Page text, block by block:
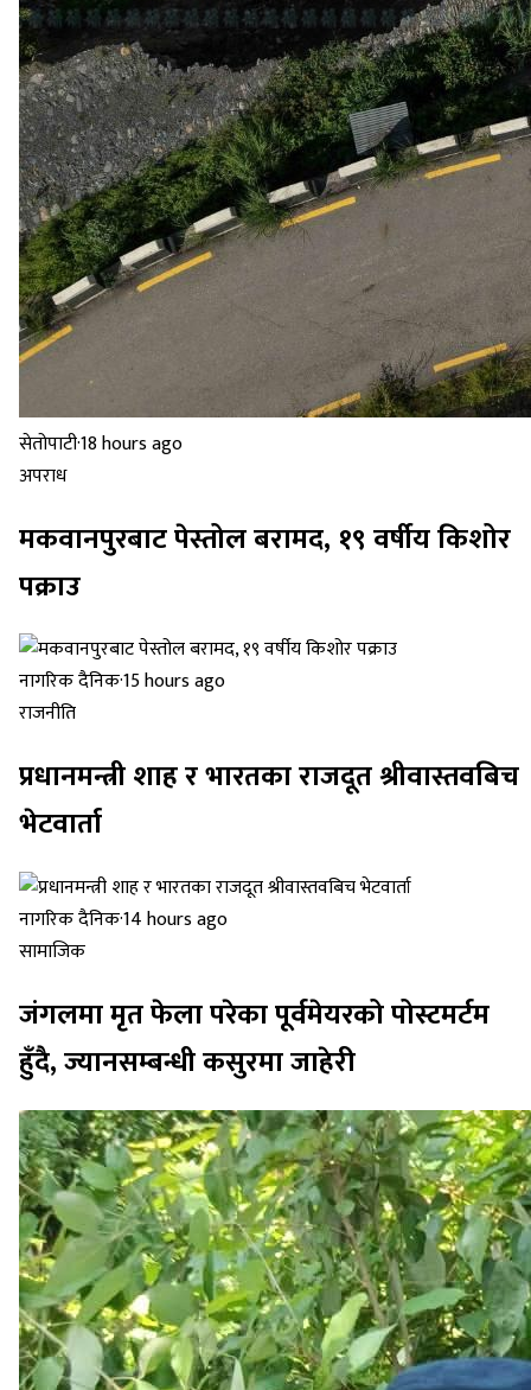
सेतोपाटी·18 hours ago
अपराध
मकवानपुरबाट पेस्तोल बरामद, १९ वर्षीय किशोर
पक्राउ
नागरिक दैनिक·15 hours ago
राजनीति
प्रधानमन्त्री शाह र भारतका राजदूत श्रीवास्तवबिच
भेटवार्ता
नागरिक दैनिक·14 hours ago
सामाजिक
जंगलमा मृत फेला परेका पूर्वमेयरको पोस्टमर्टम
हुँदै, ज्यानसम्बन्धी कसुरमा जाहेरी